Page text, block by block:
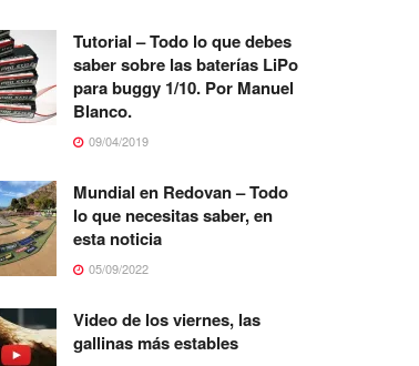
Tutorial – Todo lo que debes
saber sobre las baterías LiPo
para buggy 1/10. Por Manuel
Blanco.
09/04/2019
Mundial en Redovan – Todo
lo que necesitas saber, en
esta noticia
05/09/2022
Video de los viernes, las
gallinas más estables